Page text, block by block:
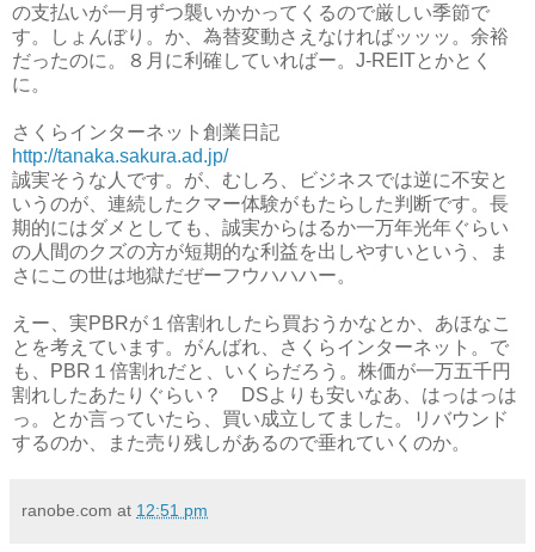
の支払いが一月ずつ襲いかかってくるので厳しい季節で
す。しょんぼり。か、為替変動さえなければッッッ。余裕
だったのに。８月に利確していればー。J-REITとかとく
に。
さくらインターネット創業日記
http://tanaka.sakura.ad.jp/
誠実そうな人です。が、むしろ、ビジネスでは逆に不安と
いうのが、連続したクマー体験がもたらした判断です。長
期的にはダメとしても、誠実からはるか一万年光年ぐらい
の人間のクズの方が短期的な利益を出しやすいという、ま
さにこの世は地獄だぜーフウハハハー。
えー、実PBRが１倍割れしたら買おうかなとか、あほなこ
とを考えています。がんばれ、さくらインターネット。で
も、PBR１倍割れだと、いくらだろう。株価が一万五千円
割れしたあたりぐらい？ DSよりも安いなあ、はっはっは
っ。とか言っていたら、買い成立してました。リバウンド
するのか、また売り残しがあるので垂れていくのか。
ranobe.com at 12:51 pm